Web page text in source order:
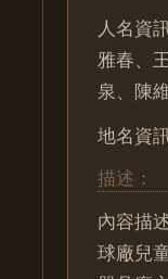
人名資
雅春、
泉、陳
地名資
描述：
內容描
球廠兒